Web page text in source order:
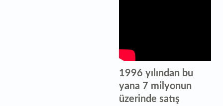
1996 yılından bu
yana 7 milyonun
üzerinde satış